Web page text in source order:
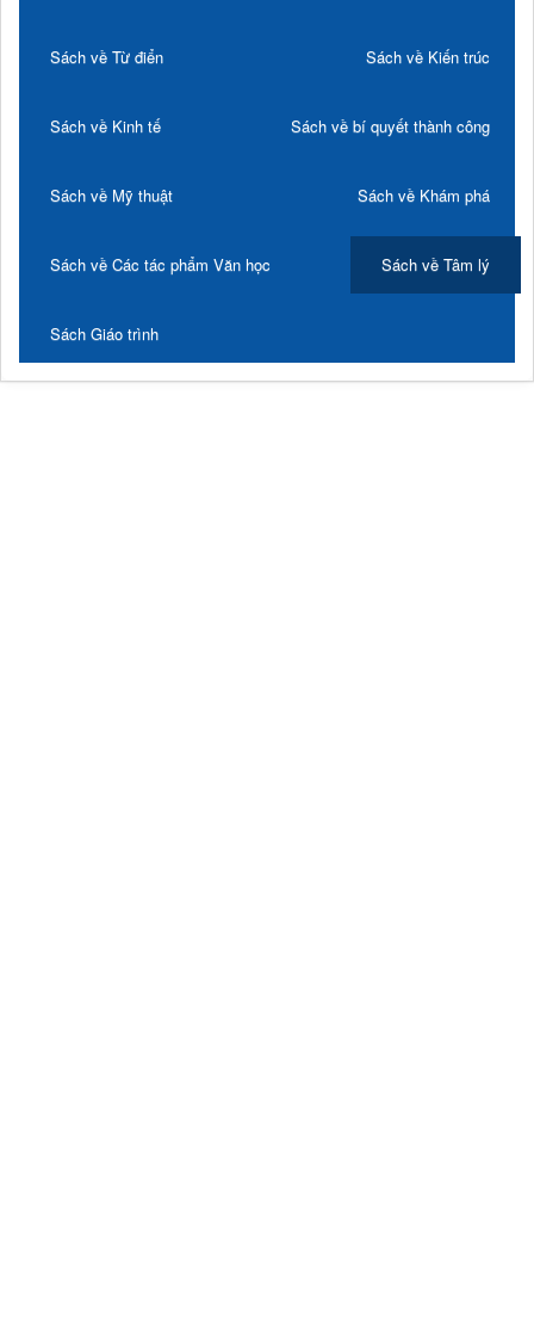
Sách về Từ điển Sách về Kiến trúc
Sách về Kinh tế Sách về bí quyết thành công
Sách về Mỹ thuật Sách về Khám phá
Sách về Các tác phẩm Văn học Sách về Tâm lý
Sách Giáo trình